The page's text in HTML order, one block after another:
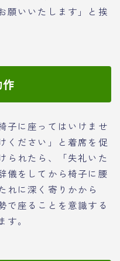
願いいたします」と挨
子に座ってはいけませ
ください」と着席を促
られたら、「失礼いた
儀をしてから椅子に腰
れに深く寄りかから
で座ることを意識する
。